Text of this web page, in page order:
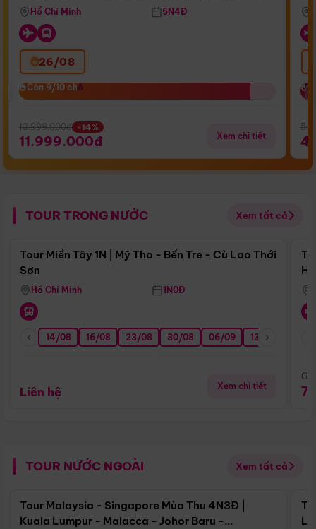
Airways)
Hồ Chí Minh 5N4Đ
26/08
Còn 9/10 chỗ
Còn 9/10 chỗ
13.999.000đ -14%
11.999.000đ Xem chi tiết
TOUR TRONG NƯỚC Xem tất cả
Điểm nổi bật
Tour Miền Tây 1N | Mỹ Tho - Bến Tre - Cù Lao Thới
Sơn
Hồ Chí Minh 1N0Đ
14/08 16/08 23/08 30/08 06/09 13/09
Liên hệ Xem chi tiết
TOUR NƯỚC NGOÀI Xem tất cả
Điểm nổi bật
Tour Malaysia - Singapore Mùa Thu 4N3Đ |
Kuala Lumpur - Malacca - Johor Baru -